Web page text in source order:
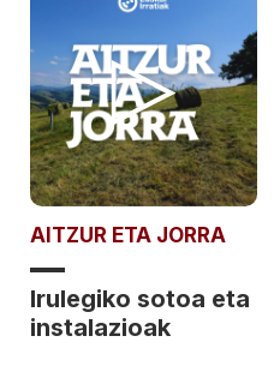
AITZUR ETA JORRA
Irulegiko sotoa eta
instalazioak